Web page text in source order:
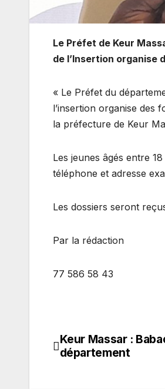
Le Préfet de Keur
de l’Insertion organise
« Le Préfet du
l’insertion organise des
la préfecture de Keur
Les jeunes âgés entre
téléphone et adresse
Les dossiers seront
Par la rédaction
77 586 58 43
Navigation
Keur Massar :
département